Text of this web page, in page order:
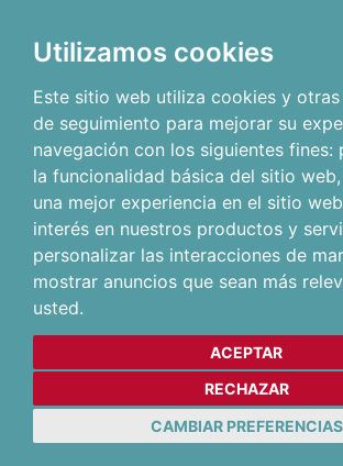
Utilizamos cookies
Este sitio web utiliza cookies y
de seguimiento para mejorar su
navegación con los siguientes fines:
la funcionalidad básica del sitio web,
una mejor experiencia en el sitio web
interés en nuestros productos y
personalizar las interacciones de
mostrar anuncios que sean más
usted.
ACEPTAR
RECHAZAR
CAMBIAR PREFERENCIAS